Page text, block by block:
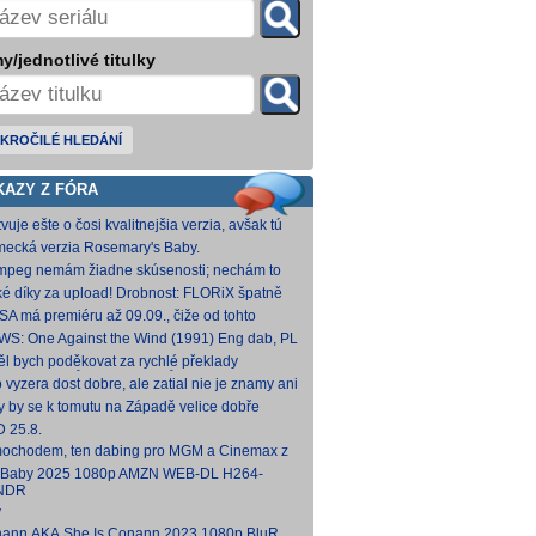
jednotlivé titulky
HLEDÁNÍ
Z FÓRA
ešte o čosi kvalitnejšia verzia, avšak tú
nepodarilo zohnať.
verzia Rosemary's Baby.
[1,74 GB] V príloh
nemám žiadne skúsenosti; nechám to
Môžeš opraviť a nahodiť na WS, ak
díky za upload! Drobnost: FLORiX špatně
audio kanály (nejspíš vzniklo
z DTS
má premiéru až 09.09., čiže od tohto
bude VoD za taký mesiac, možno dva.
One Against the Wind (1991) Eng dab, PL
Polské titulky, ale kvalita obrazu je slabší.
bych poděkovat za rychlé překlady
titulů, patří Vám můj dík. O to více mne
,že
vyzera dost dobre, ale zatial nie je znamy ani
vydania na VOD.
by se k tomutu na Západě velice dobře
televiznímu snímku dohledat nějaké
25.8.
ten dabing pro MGM a Cinemax z
je fakt bizarní. Zdá se, že když si
P
2025 1080p AMZN WEB-DL H264-